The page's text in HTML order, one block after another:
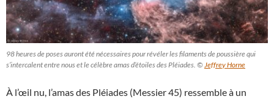
98 heures de poses auront été nécessaires pour révéler les filaments de poussière qui
s’intercalent entre nous et le célèbre amas d’étoiles des Pléiades. ©Jeffrey Horne
À l’œil nu, l’amas des Pléiades (Messier 45) ressemble à un